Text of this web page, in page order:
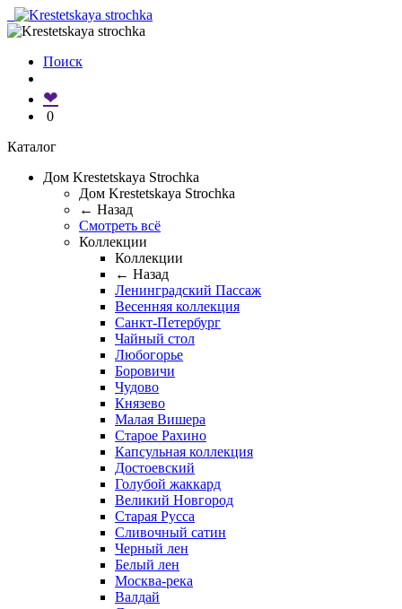
Поиск
❤
0
Каталог
Дом Krestetskaya Strochka
Дом Krestetskaya Strochka
← Назад
Смотреть всё
Коллекции
Коллекции
← Назад
Ленинградский Пассаж
Весенняя коллекция
Санкт-Петербург
Чайный стол
Любогорье
Боровичи
Чудово
Князево
Малая Вишера
Старое Рахино
Капсульная коллекция
Достоевский
Голубой жаккард
Великий Новгород
Старая Русса
Сливочный сатин
Черный лен
Белый лен
Москва-река
Валдай